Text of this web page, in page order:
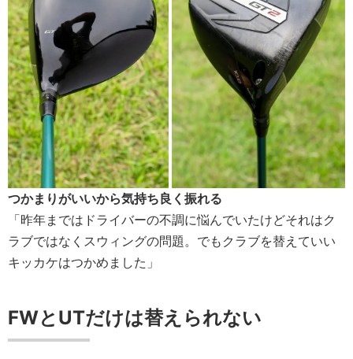
つかまりがいいから気持ち良く振れる
「昨年まではドライバーの不調に悩んでいたけどそれはク
ラブではなくスウィングの問題。でもクラブを替えていい
キッカケはつかめました」
FWとUTだけは替えられない